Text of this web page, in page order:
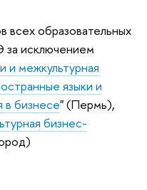
всех образовательных
за исключением
и межкультурная
языки и
в бизнесе" (Пермь),
бизнес-